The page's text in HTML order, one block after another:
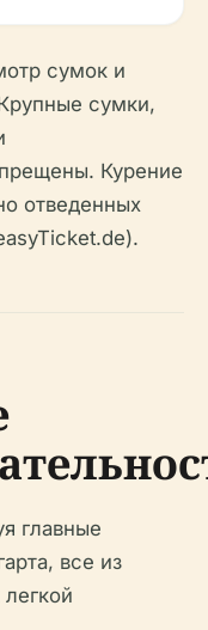
сумок и
сумки,
Курение
отведенных
главные
все из